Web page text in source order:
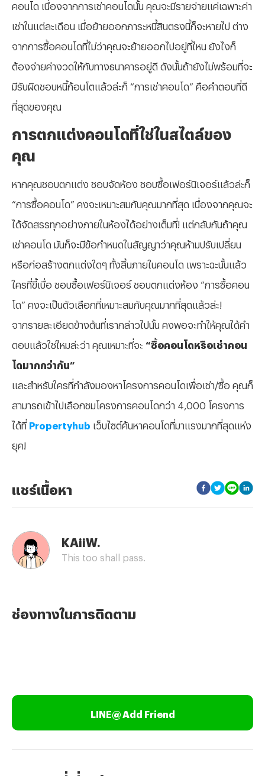
คอนโด เนื่องจากการเช่าคอนโดนั้น คุณจะมีรายจ่ายแค่เฉพาะค่า
เช่าในแต่ละเดือน เมื่อย้ายออกภาระหนี้สินตรงนี้ก็จะหายไป ต่าง
จากการซื้อคอนโดที่ไม่ว่าคุณจะย้ายออกไปอยู่ที่ไหน ยังไงก็
ต้องจ่ายค่างวดให้กับทางธนาคารอยู่ดี ดังนั้นถ้ายังไม่พร้อมที่จะ
มีรับผิดชอบหนี้ก้อนโตแล้วล่ะก็ “การเช่าคอนโด” คือคำตอบที่ดี
ที่สุดของคุณ
การตกแต่งคอนโดที่ใช่ในสไตล์ของ
คุณ
หากคุณชอบตกแต่ง ชอบจัดห้อง ชอบซื้อเฟอร์นิเจอร์แล้วล่ะก็
“การซื้อคอนโด” คงจะเหมาะสมกับคุณมากที่สุด เนื่องจากคุณจะ
ได้จัดสรรทุกอย่างภายในห้องได้อย่างเต็มที่! แต่กลับกันถ้าคุณ
เช่าคอนโด มันก็จะมีข้อกำหนดในสัญญาว่าคุณห้ามปรับเปลี่ยน
หรือก่อสร้างตกแต่งใดๆ ทั้งสิ้นภายในคอนโด เพราะฉะนั้นแล้ว
ใครที่ขี้เบื่อ ชอบซื้อเฟอร์นิเจอร์ ชอบตกแต่งห้อง “การซื้อคอน
โด” คงจะเป็นตัวเลือกที่เหมาะสมกับคุณมากที่สุดแล้วล่ะ!
จากรายละเอียดข้างต้นที่เรากล่าวไปนั้น คงพอจะทำให้คุณได้คำ
ตอบแล้วใช่ไหมล่ะว่า คุณเหมาะที่จะ “ซื้อคอนโดหรือเช่าคอน
โดมากกว่ากัน”
และสำหรับใครที่กำลังมองหาโครงการคอนโดเพื่อเช่า/ซื้อ คุณก็
สามารถเข้าไปเลือกชมโครงการคอนโดกว่า 4,000 โครงการ
ได้ที่ Propertyhub เว็บไซต์ค้นหาคอนโดที่มาแรงมากที่สุดแห่ง
ยุค!
แชร์เนื้อหา
KAiiW.
This too shall pass.
ช่องทางในการติดตาม
LINE@ Add Friend